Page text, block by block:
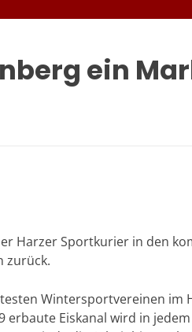
ein
Harzer Sportkurier in den
zurück.
Wintersportvereinen im
Eiskanal wird in